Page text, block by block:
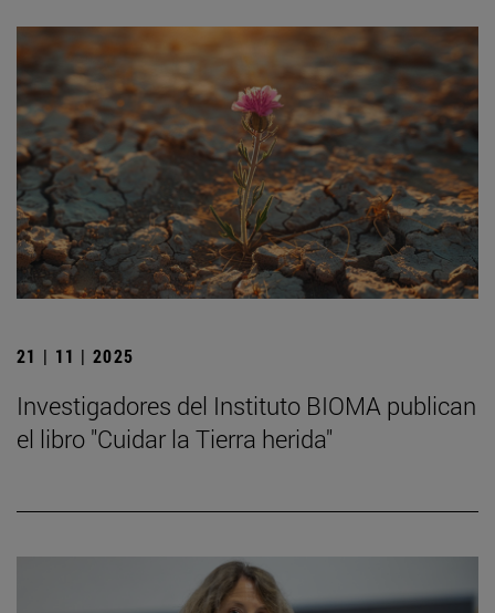
21 | 11 | 2025
Investigadores del Instituto BIOMA publican
el libro "Cuidar la Tierra herida"